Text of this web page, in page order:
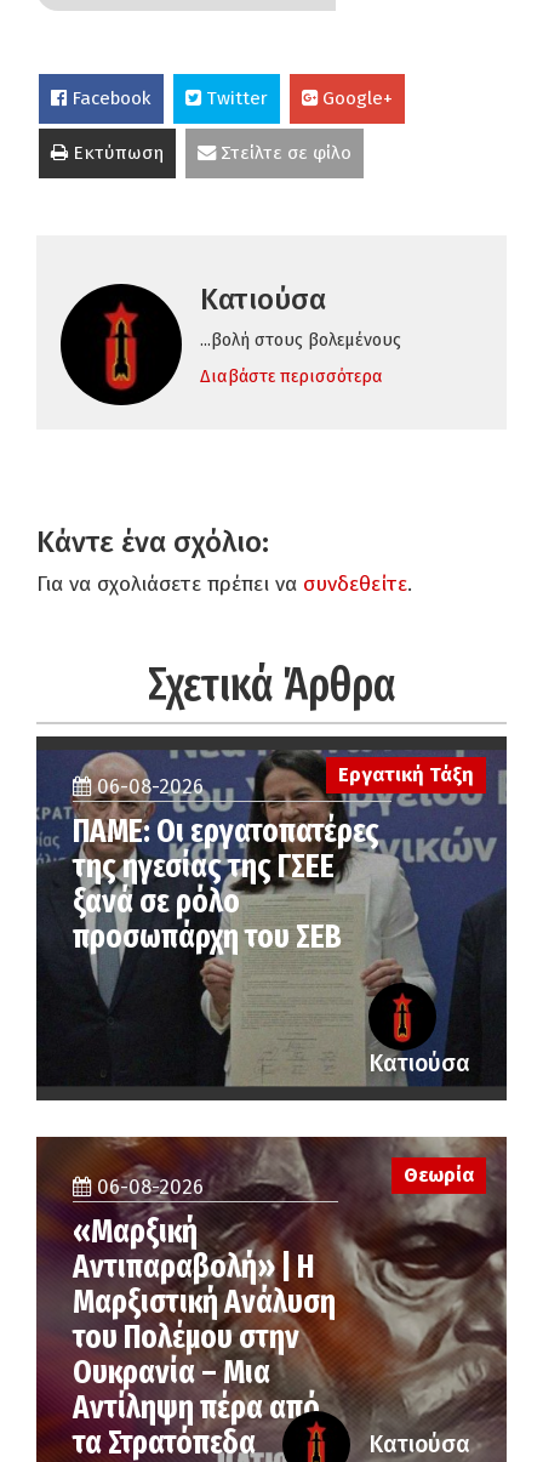
Facebook Twitter Google+
Εκτύπωση Στείλτε σε φίλο
Κατιούσα
...βολή στους βολεμένους
Διαβάστε περισσότερα
Κάντε ένα σχόλιο:
Για να σχολιάσετε πρέπει να συνδεθείτε.
Σχετικά Άρθρα
Εργατική Τάξη
06-08-2026
ΠΑΜΕ: Οι εργατοπατέρες
της ηγεσίας της ΓΣΕΕ
ξανά σε ρόλο
προσωπάρχη του ΣΕΒ
Κατιούσα
06-08-2026
«Μαρξική
Αντιπαραβολή» | Η
Μαρξιστική Ανάλυση
του Πολέμου στην
Ουκρανία – Μια
Αντίληψη πέρα από
τα Στρατόπεδα
Θεωρία
Κατιούσα